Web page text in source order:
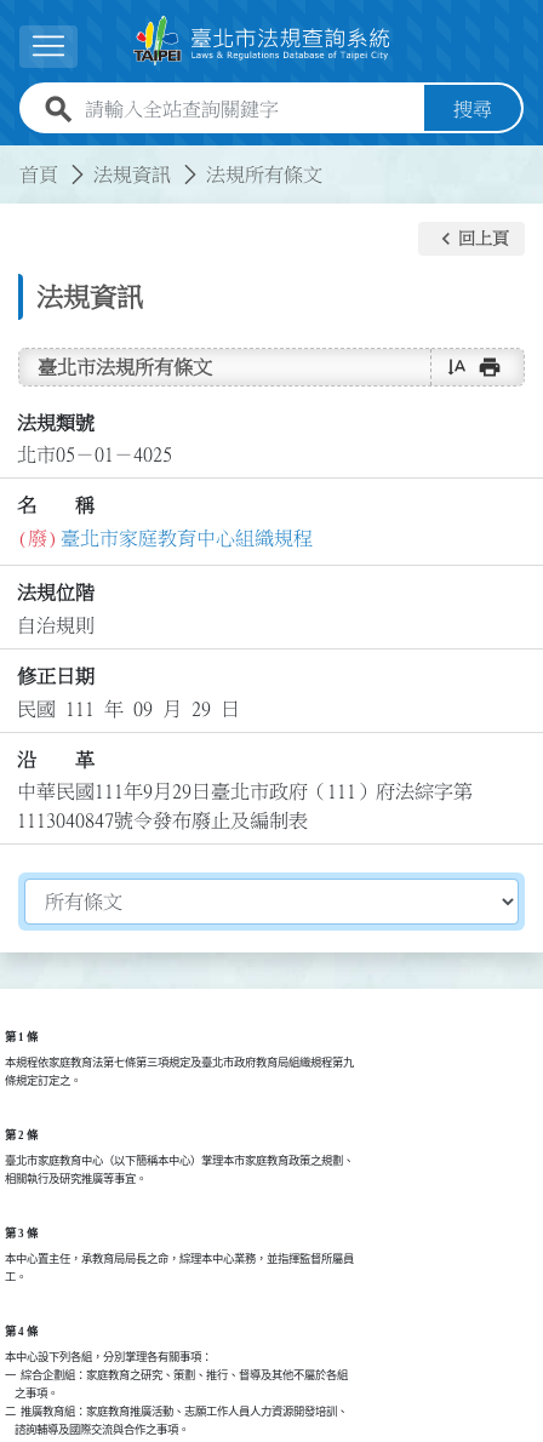
展開選單
全站查詢關鍵字欄位 搜尋
首頁 法規資訊 法規所有條文
法規資訊
keyboard_arrow_left 回上頁
臺北市法規所有條文 text_rotate_vertical print
法規類號
北市05－01－4025
名 稱
(廢) 臺北市家庭教育中心組織規程
法規位階
自治規則
修正日期
民國 111 年 09 月 29 日
沿 革
中華民國111年9月29日臺北市政府（111）府法綜字第
1113040847號令發布廢止及編制表
切換選擇法規資訊內容
第 1 條
本規程依家庭教育法第七條第三項規定及臺北市政府教育局組織規程第九
條規定訂定之。
第 2 條
臺北市家庭教育中心（以下簡稱本中心）掌理本市家庭教育政策之規劃、
相關執行及研究推廣等事宜。
第 3 條
本中心置主任，承教育局局長之命，綜理本中心業務，並指揮監督所屬員
工。
第 4 條
本中心設下列各組，分別掌理各有關事項：
一  綜合企劃組：家庭教育之研究、策劃、推行、督導及其他不屬於各組
    之事項。
二  推廣教育組：家庭教育推廣活動、志願工作人員人力資源開發培訓、
    諮詢輔導及國際交流與合作之事項。